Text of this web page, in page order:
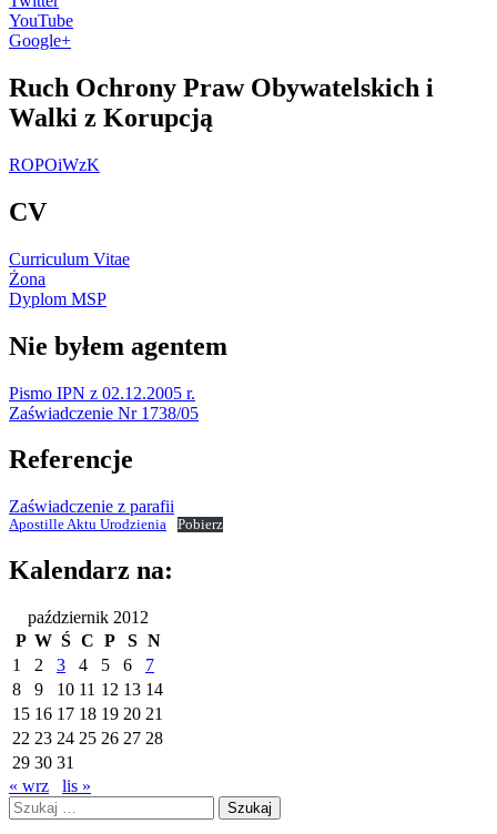
YouTube
Google+
Ruch Ochrony Praw Obywatelskich i
Walki z Korupcją
ROPOiWzK
CV
Curriculum Vitae
Żona
Dyplom MSP
Nie byłem agentem
Pismo IPN z 02.12.2005 r.
Zaświadczenie Nr 1738/05
Referencje
Zaświadczenie z parafii
Apostille Aktu Urodzienia Pobierz
Kalendarz na:
październik 2012
P W Ś C P S N
1
2 3 4 5 6
7
8
9 10 11 12 13 14
15 16 17 18 19 20 21
22 23 24 25 26 27 28
29 30 31
« wrz
lis »
Szukaj: